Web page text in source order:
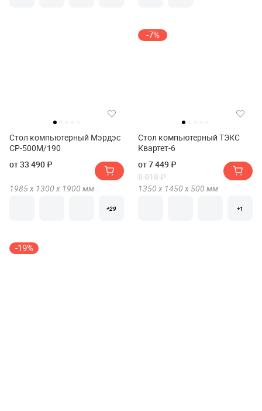
Стол компьютерный Мэрдэс
СР-500М/190
от 33 490 ₽
1985 х 1300 х 1900 мм
+29
-7%
Стол компьютерный ТЭКС
Квартет-6
от 7 449 ₽
8 018 ₽
1350 х 1450 х 500 мм
+1
-19%